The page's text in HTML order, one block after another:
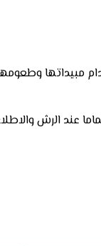
وطعومها
عند الرش